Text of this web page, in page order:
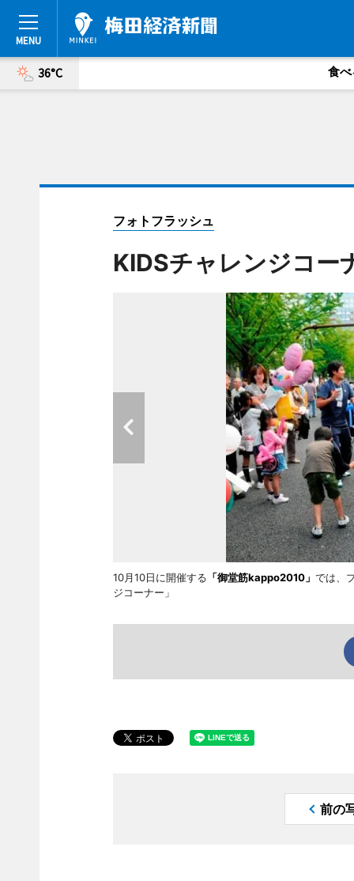
36°C 食べ
フォトフラッシュ
KIDSチャレンジコー
10月10日に開催する 「御堂筋kappo2010」 では、
ジコーナー」
前の